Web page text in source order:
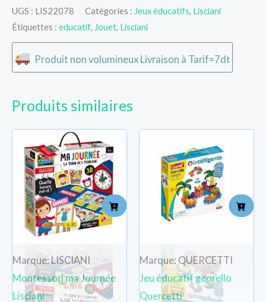
UGS : LIS22078 Catégories : Jeux éducatifs, Lisciani
Étiquettes : educatif, Jouet, Lisciani
Produit non volumineux Livraison à Tarif=7dt
Produits similaires
Marque: LISCIANI
Montessori ma Journée
Lisciani
Marque: QUERCETTI
Jeu éducatif georello
Quercetti